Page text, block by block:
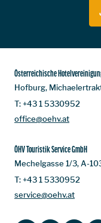
Österreichische
Hofburg,
T:+43 1 5330952
office@oehv.at
ÖHV Touristik Service GmbH
Mechelgasse 1/3, A-
T:+43 1 5330952
service@oehv.at